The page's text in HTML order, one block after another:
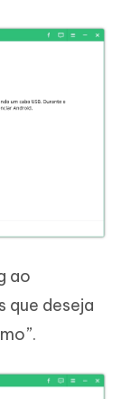
ao
que deseja